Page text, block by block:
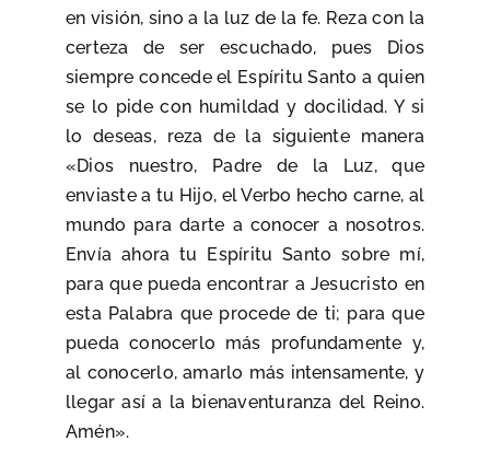
en visión, sino a la luz de la fe. Reza con la
certeza de ser escuchado, pues Dios
siempre concede el Espíritu Santo a quien
se lo pide con humildad y docilidad. Y si
lo deseas, reza de la siguiente manera
«Dios nuestro, Padre de la Luz, que
enviaste a tu Hijo, el Verbo hecho carne, al
mundo para darte a conocer a nosotros.
Envía ahora tu Espíritu Santo sobre mí,
para que pueda encontrar a Jesucristo en
esta Palabra que procede de ti; para que
pueda conocerlo más profundamente y,
al conocerlo, amarlo más intensamente, y
llegar así a la bienaventuranza del Reino.
Amén».